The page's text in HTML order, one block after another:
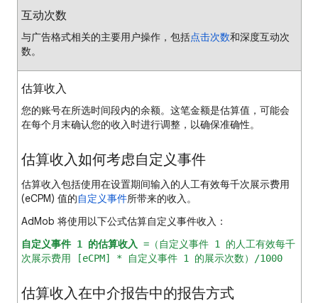
互动次数
与广告格式相关的主要用户操作，包括点击次数和深度互动次
数。
估算收入
您的账号在所选时间段内的余额。这笔金额是估算值，可能会
在每个月末确认您的收入时进行调整，以确保准确性。
估算收入如何考虑自定义事件
估算收入包括使用在设置期间输入的人工有效每千次展示费用
(eCPM) 值的自定义事件所带来的收入。
AdMob 将使用以下公式估算自定义事件收入：
自定义事件 1 的估算收入
=（自定义事件 1 的人工有效每千
次展示费用 [eCPM] * 自定义事件 1 的展示次数）/1000
估算收入在中介报告中的报告方式